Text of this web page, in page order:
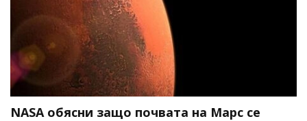
NASA обясни защо почвата на Марс се